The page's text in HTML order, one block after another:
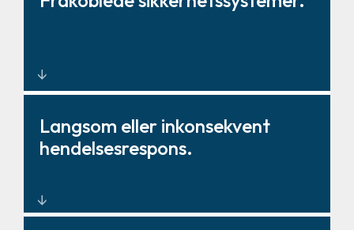
Enhetlige
sikkerhetskontrollløsninger som
sentraliserer data og respons.
Langsom eller inkonsekvent
hendelsesrespons.